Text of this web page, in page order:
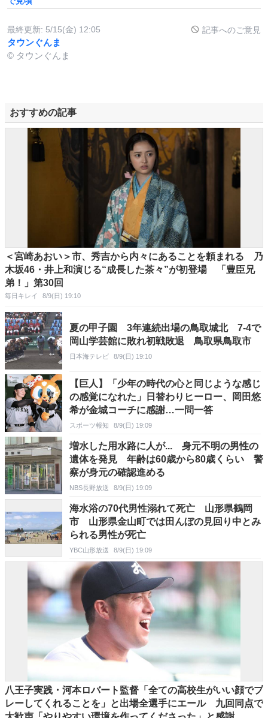
最終更新: 5/15(金) 12:05 記事へのご意見
タウンぐんま
© タウンぐんま
おすすめの記事
＜宮崎あおい＞市、秀吉から内々にあることを頼まれる 乃
木坂46・井上和演じる“成長した茶々”が初登場 「豊臣兄
弟！」第30回
毎日キレイ 8/9(日) 19:10
夏の甲子園 3年連続出場の鳥取城北 7-4で
岡山学芸館に敗れ初戦敗退 鳥取県鳥取市
日本海テレビ 8/9(日) 19:10
【巨人】「少年の時代の心と同じような感じ
の感覚になれた」日替わりヒーロー、岡田悠
希が金城コーチに感謝…一問一答
スポーツ報知 8/9(日) 19:09
増水した用水路に人が... 身元不明の男性の
遺体を発見 年齢は60歳から80歳くらい 警
察が身元の確認進める
NBS長野放送 8/9(日) 19:09
海水浴の70代男性溺れて死亡 山形県鶴岡
市 山形県金山町では田んぼの見回り中とみ
られる男性が死亡
YBC山形放送 8/9(日) 19:09
八王子実践・河本ロバート監督「全ての高校生がいい顔でプ
レーしてくれることを」と出場全選手にエール 九回同点で